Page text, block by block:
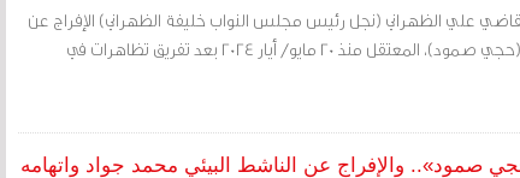
علي الظهراني (نجل رئيس مجلس النواب خليفة الظهراني) الإفراج عن
الحاج مجيد المعروف (حجي صمود)، المعتقل منذ 20 مايو/ أيار 2024 بعد تفريق تظاهرات في
صمود».. والإفراج عن الناشط البيئي محمد جواد واتهامه